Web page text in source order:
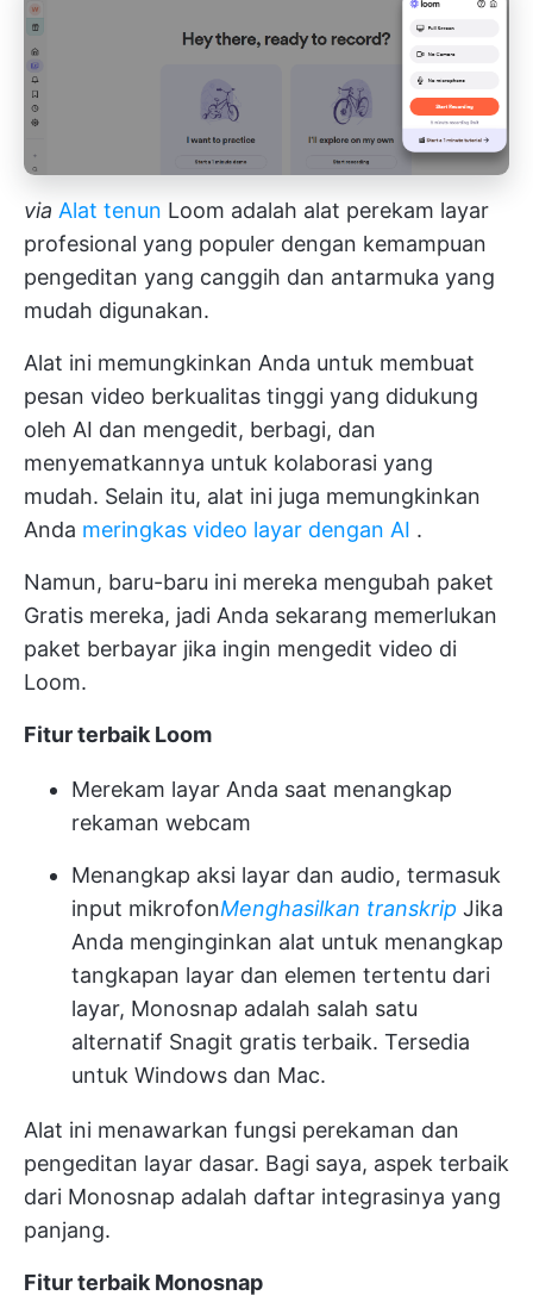
via Alat tenun Loom adalah alat perekam layar
profesional yang populer dengan kemampuan
pengeditan yang canggih dan antarmuka yang
mudah digunakan.
Alat ini memungkinkan Anda untuk membuat
pesan video berkualitas tinggi yang didukung
oleh AI dan mengedit, berbagi, dan
menyematkannya untuk kolaborasi yang
mudah. Selain itu, alat ini juga memungkinkan
Anda meringkas video layar dengan AI .
Namun, baru-baru ini mereka mengubah paket
Gratis mereka, jadi Anda sekarang memerlukan
paket berbayar jika ingin mengedit video di
Loom.
Fitur terbaik Loom
Merekam layar Anda saat menangkap
rekaman webcam
Menangkap aksi layar dan audio, termasuk
input mikrofonMenghasilkan transkrip Jika
Anda menginginkan alat untuk menangkap
tangkapan layar dan elemen tertentu dari
layar, Monosnap adalah salah satu
alternatif Snagit gratis terbaik. Tersedia
untuk Windows dan Mac.
Alat ini menawarkan fungsi perekaman dan
pengeditan layar dasar. Bagi saya, aspek terbaik
dari Monosnap adalah daftar integrasinya yang
panjang.
Fitur terbaik Monosnap